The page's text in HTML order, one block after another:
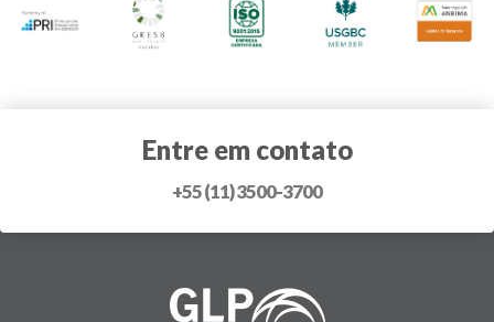
Entre em contato
+55 (11) 3500-3700